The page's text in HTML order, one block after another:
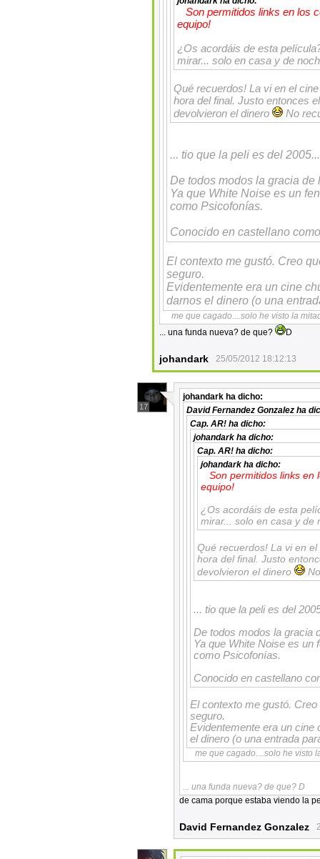
Son permitidos links en los
equipo!
¿Os acordáis de esta
mirar... solo en casa y de
Qué recuerdos! La vi en el
hora del final. Justo entonces
devolvieron el dinero
No
... tio que la peli es del
De todos modos la gracia
Ya que White Noise es un
como Psicofonías.
Conocido en castellano
El contexto me gustó. Creo
seguro.
Evidentemente era un cine
darnos el dinero (o una
me que cagado....solo he visto la
... una funda nueva? de que?
D
johandark 25/05/2012 18:12:13
17
johandark ha dicho:
David Fernandez Gonzalez ha
Cap. AR! ha dicho:
johandark ha dicho:
Cap. AR! ha dicho:
johandark ha dicho:
Son permitidos links en
equipo!
¿Os acordáis de esta
mirar... solo en casa y de
Qué recuerdos! La vi en
hora del final. Justo
devolvieron el dinero
... tio que la peli es del
De todos modos la gracia
Ya que White Noise es un
como Psicofonías.
Conocido en castellano
El contexto me gustó.
seguro.
Evidentemente era un cine
el dinero (o una entrada
me que cagado....solo he visto
... una funda nueva? de que? D
de cama porque estaba viendo la
David Fernandez Gonzalez